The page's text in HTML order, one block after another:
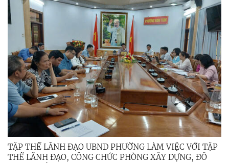
TẬP THỂ LÃNH ĐẠO UBND PHƯỜNG LÀM VIỆC VỚI TẬP
THỂ LÃNH ĐẠO, CÔNG CHỨC PHÒNG XÂY DỰNG, ĐÔ